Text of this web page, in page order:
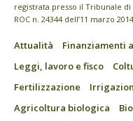
registrata presso il Tribunale di
ROC n. 24344 dell’11 marzo 2014
Attualità Finanziamenti
Leggi, lavoro e fisco
Fertilizzazione
Agricoltura biologica